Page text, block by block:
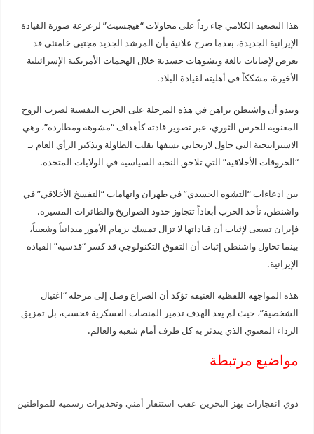
هذا التصعيد الكلامي جاء رداً على محاولات “هيجسيث” لزعزعة صورة القيادة
الإيرانية الجديدة، بعدما صرح علانية بأن المرشد الجديد مجتبى خامنئي قد
تعرض لإصابات بالغة وتشوهات جسدية خلال الهجمات الأمريكية الإسرائيلية
الأخيرة، مشككاً في أهليته لقيادة البلاد.
ويبدو أن واشنطن تراهن في هذه المرحلة على الحرب النفسية لضرب الروح
المعنوية للحرس الثوري، عبر تصوير قادته كأهداف “مشوهة ومطاردة”، وهي
الاستراتيجية التي حاول لاريجاني نسفها بقلب الطاولة وتذكير الرأي العام بـ
“الخروقات الأخلاقية” التي تلاحق النخبة السياسية في الولايات المتحدة.
بين ادعاءات “التشوه الجسدي” في طهران واتهامات “التفسخ الأخلاقي” في
واشنطن، تأخذ الحرب أبعاداً تتجاوز حدود الصواريخ والطائرات المسيرة.
فإيران تسعى لإثبات أن قياداتها لا تزال تمسك بزمام الأمور ميدانياً وشعبياً،
بينما تحاول واشنطن إثبات أن التفوق التكنولوجي قد كسر “قدسية” القيادة
الإيرانية.
هذه المواجهة اللفظية العنيفة تؤكد أن الصراع وصل إلى مرحلة “اغتيال
الشخصية”، حيث لم يعد الهدف تدمير المنصات العسكرية فحسب، بل تمزيق
الرداء المعنوي الذي يتدثر به كل طرف أمام شعبه والعالم.
مواضيع مرتبطة
دوي انفجارات يهز البحرين عقب استنفار أمني وتحذيرات رسمية للمواطنين